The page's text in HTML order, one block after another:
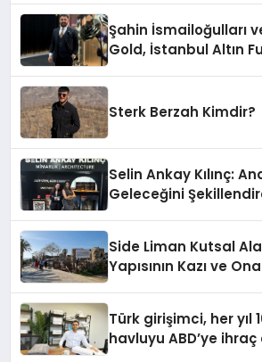
Şahin İsmailoğulları
Gold, İstanbul Altın
Sterk Berzah Kimdir?
Selin Ankay Kılınç:
Geleceğini
Side Liman Kutsal
Yapısının Kazı ve
Türk girişimci, her yıl
havluyu ABD’ye